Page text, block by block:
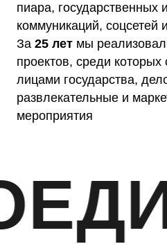
пиара, государственных
коммуникаций, соцсетей
За 25 лет мы
проектов, среди
лицами государства,
развлекательные и
мероприятия